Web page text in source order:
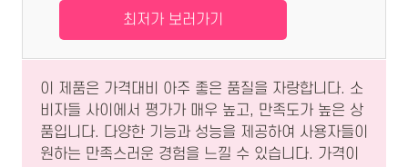
최저가 보러가기
이 제품은 가격대비 아주 좋은 품질을 자랑합니다. 소
비자들 사이에서 평가가 매우 높고, 만족도가 높은 상
품입니다. 다양한 기능과 성능을 제공하여 사용자들이
원하는 만족스러운 경험을 느낄 수 있습니다. 가격이